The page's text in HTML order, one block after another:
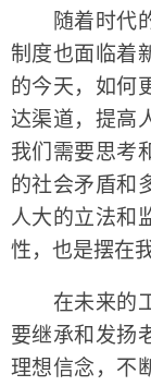
随着时代的
制度也面临着
的今天，如何
达渠道，提高
我们需要思考
的社会矛盾和
人大的立法和
性，也是摆在
在未来的工
要继承和发扬
理想信念，不